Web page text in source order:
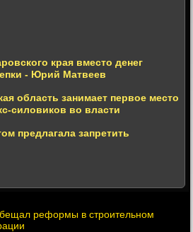
края вместо денег
- Юрий Матвеев
область занимает первое место
силовиков во власти
предлагала запретить
реформы в строительном